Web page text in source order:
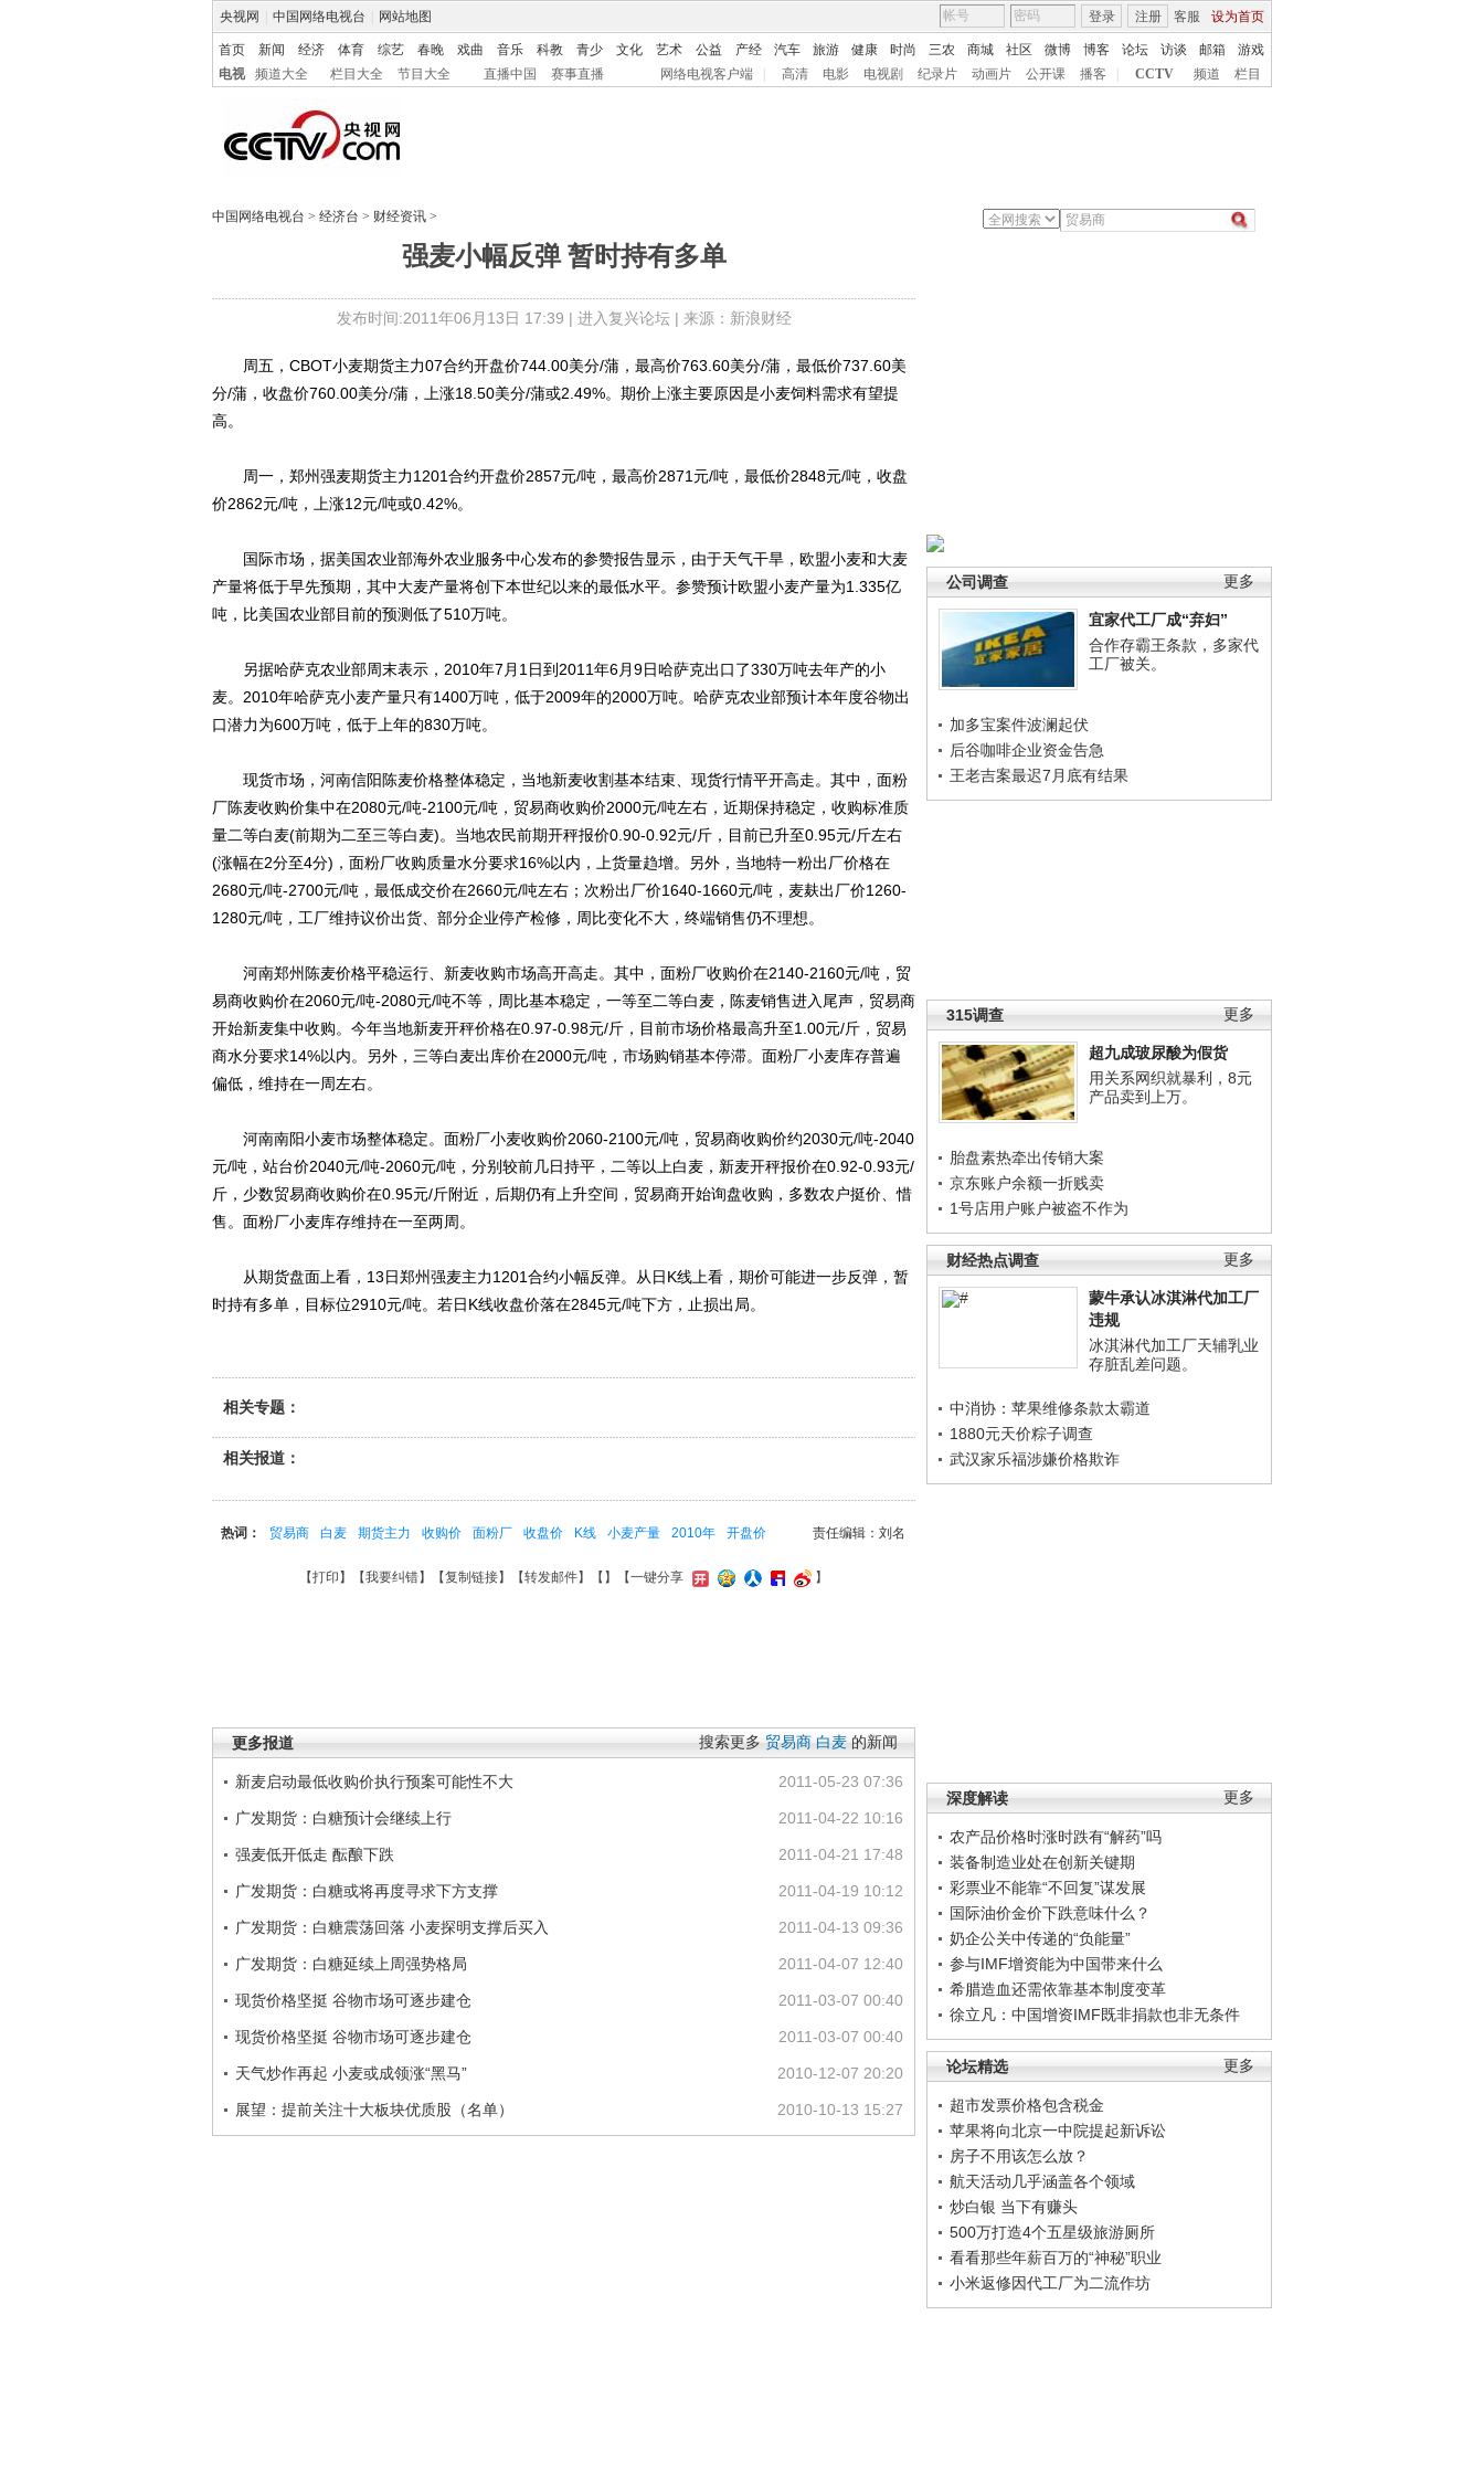
央视网 中国网络电视台 网站地图 客服 设为首页
登录 注册
首页 新闻 经济 体育 综艺 春晚 戏曲 音乐 科教 青少 文化 艺术 公益 产经 汽车 旅游 健康 时尚 三农 商城 社区 微博 博客 论坛 访谈 邮箱
游戏
电视
频道大全 栏目大全 节目大全 直播中国 赛事直播 网络电视客户端 高清 电影 电视剧 纪录片 动画片 公开课 播客 CCTV 频道 栏目
中国网络电视台 > 经济台 > 财经资讯 >
强麦小幅反弹 暂时持有多单
发布时间:2011年06月13日 17:39 | 进入复兴论坛| 来源：新浪财经
更多
公司调查
宜家代工厂成“弃妇”
合作存霸王条款，多家代
工厂被关。
加多宝案件波澜起伏
后谷咖啡企业资金告急
王老吉案最迟7月底有结果
更多
315调查
超九成玻尿酸为假货
用关系网织就暴利，8元
产品卖到上万。
胎盘素热牵出传销大案
京东账户余额一折贱卖
1号店用户账户被盗不作为
更多
财经热点调查
蒙牛承认冰淇淋代加工厂
违规
冰淇淋代加工厂天辅乳业
存脏乱差问题。
中消协：苹果维修条款太霸道
1880元天价粽子调查
武汉家乐福涉嫌价格欺诈
更多
深度解读
农产品价格时涨时跌有“解药”吗
装备制造业处在创新关键期
彩票业不能靠“不回复”谋发展
国际油价金价下跌意味什么？
奶企公关中传递的“负能量”
参与IMF增资能为中国带来什么
希腊造血还需依靠基本制度变革
徐立凡：中国增资IMF既非捐款也非无条件
更多
论坛精选
超市发票价格包含税金
苹果将向北京一中院提起新诉讼
房子不用该怎么放？
航天活动几乎涵盖各个领域
炒白银 当下有赚头
500万打造4个五星级旅游厕所
看看那些年薪百万的“神秘”职业
小米返修因代工厂为二流作坊
周五，CBOT小麦期货主力07合约开盘价744.00美分/蒲，最高价763.60美分/蒲，最低价737.60美
分/蒲，收盘价760.00美分/蒲，上涨18.50美分/蒲或2.49%。期价上涨主要原因是小麦饲料需求有望提
高。
周一，郑州强麦期货主力1201合约开盘价2857元/吨，最高价2871元/吨，最低价2848元/吨，收盘
价2862元/吨，上涨12元/吨或0.42%。
国际市场，据美国农业部海外农业服务中心发布的参赞报告显示，由于天气干旱，欧盟小麦和大麦
产量将低于早先预期，其中大麦产量将创下本世纪以来的最低水平。参赞预计欧盟小麦产量为1.335亿
吨，比美国农业部目前的预测低了510万吨。
另据哈萨克农业部周末表示，2010年7月1日到2011年6月9日哈萨克出口了330万吨去年产的小
麦。2010年哈萨克小麦产量只有1400万吨，低于2009年的2000万吨。哈萨克农业部预计本年度谷物出
口潜力为600万吨，低于上年的830万吨。
现货市场，河南信阳陈麦价格整体稳定，当地新麦收割基本结束、现货行情平开高走。其中，面粉
厂陈麦收购价集中在2080元/吨-2100元/吨，贸易商收购价2000元/吨左右，近期保持稳定，收购标准质
量二等白麦(前期为二至三等白麦)。当地农民前期开秤报价0.90-0.92元/斤，目前已升至0.95元/斤左右
(涨幅在2分至4分)，面粉厂收购质量水分要求16%以内，上货量趋增。另外，当地特一粉出厂价格在
2680元/吨-2700元/吨，最低成交价在2660元/吨左右；次粉出厂价1640-1660元/吨，麦麸出厂价1260-
1280元/吨，工厂维持议价出货、部分企业停产检修，周比变化不大，终端销售仍不理想。
河南郑州陈麦价格平稳运行、新麦收购市场高开高走。其中，面粉厂收购价在2140-2160元/吨，贸
易商收购价在2060元/吨-2080元/吨不等，周比基本稳定，一等至二等白麦，陈麦销售进入尾声，贸易商
开始新麦集中收购。今年当地新麦开秤价格在0.97-0.98元/斤，目前市场价格最高升至1.00元/斤，贸易
商水分要求14%以内。另外，三等白麦出库价在2000元/吨，市场购销基本停滞。面粉厂小麦库存普遍
偏低，维持在一周左右。
河南南阳小麦市场整体稳定。面粉厂小麦收购价2060-2100元/吨，贸易商收购价约2030元/吨-2040
元/吨，站台价2040元/吨-2060元/吨，分别较前几日持平，二等以上白麦，新麦开秤报价在0.92-0.93元/
斤，少数贸易商收购价在0.95元/斤附近，后期仍有上升空间，贸易商开始询盘收购，多数农户挺价、惜
售。面粉厂小麦库存维持在一至两周。
从期货盘面上看，13日郑州强麦主力1201合约小幅反弹。从日K线上看，期价可能进一步反弹，暂
时持有多单，目标位2910元/吨。若日K线收盘价落在2845元/吨下方，止损出局。
相关专题：
相关报道：
责任编辑：刘名
热词： 贸易商 白麦 期货主力 收购价 面粉厂 收盘价 K线 小麦产量 2010年 开盘价
【打印 】【我要纠错】【复制链接】【转发邮件】【 】 【一键分享 】
搜索更多 贸易商 白麦 的新闻
更多报道
2011-05-23 07:36
新麦启动最低收购价执行预案可能性不大
2011-04-22 10:16
广发期货：白糖预计会继续上行
2011-04-21 17:48
强麦低开低走 酝酿下跌
2011-04-19 10:12
广发期货：白糖或将再度寻求下方支撑
2011-04-13 09:36
广发期货：白糖震荡回落 小麦探明支撑后买入
2011-04-07 12:40
广发期货：白糖延续上周强势格局
2011-03-07 00:40
现货价格坚挺 谷物市场可逐步建仓
2011-03-07 00:40
现货价格坚挺 谷物市场可逐步建仓
2010-12-07 20:20
天气炒作再起 小麦或成领涨“黑马”
2010-10-13 15:27
展望：提前关注十大板块优质股（名单）